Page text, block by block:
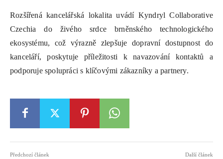
Rozšířená kancelářská lokalita uvádí Kyndryl Collaborative
Czechia do živého srdce brněnského technologického
ekosystému, což výrazně zlepšuje dopravní dostupnost do
kanceláří, poskytuje příležitosti k navazování kontaktů a
podporuje spolupráci s klíčovými zákazníky a partnery.
Předchozí článek Další článek